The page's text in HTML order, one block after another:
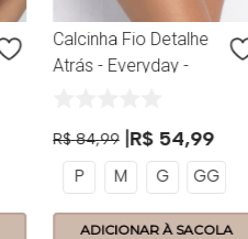
Calcinha Fio Detalhe
Atrás - Everyday -
R$ 84,99 R$ 54,99
P M G GG
ADICIONAR À SACOLA